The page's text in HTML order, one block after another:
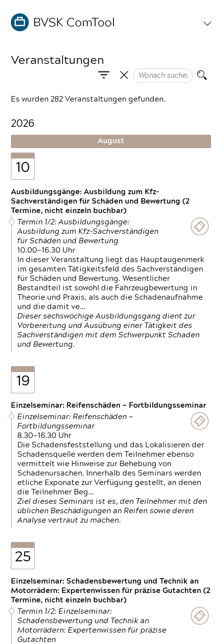
Veranstaltungen
Es wurden 282 Veranstaltungen gefunden.
2026
August
10
Ausbildungsgänge: Ausbildung zum Kfz-
Sachverständigen für Schäden und Bewertung (2
Termine, nicht einzeln buchbar)
Termin 1/2: Ausbildungsgänge:
Ausbildung zum Kfz-Sachverständigen
für Schäden und Bewertung
10.00—16.30 Uhr
In dieser Veranstaltung liegt das Hauptaugenmerk
im gesamten Tätigkeitsfeld des Sachverständigen
für Schäden und Bewertung. Wesentlicher
Bestandteil ist sowohl die Fahrzeugbewertung in
Theorie und Praxis, als auch die Schadenaufnahme
und die damit ve…
Dieser sechswöchige Ausbildungsgang dient zur
Vorbereitung und Ausübung einer Tätigkeit des
Sachverständigen mit dem Schwerpunkt Schaden
und Bewertung.
19
Einzelseminar: Reifenschäden — Fortbildungsseminar
Einzelseminar: Reifenschäden —
Fortbildungsseminar
8.30—16.30 Uhr
Die Schadensfeststellung und das Lokalisieren der
Schadensquelle werden dem Teilnehmer ebenso
vermittelt wie Hinweise zur Behebung von
Schadenursachen. Innerhalb des Seminars werden
etliche Exponate zur Verfügung gestellt, an denen
die Teilnehmer Beg…
Ziel dieses Seminars ist es, den Teilnehmer mit den
üblichen Beschädigungen an Reifen sowie deren
Analyse vertraut zu machen.
25
Einzelseminar: Schadensbewertung und Technik an
Motorrädern: Expertenwissen für präzise Gutachten (2
Termine, nicht einzeln buchbar)
Termin 1/2: Einzelseminar:
Schadensbewertung und Technik an
Motorrädern: Expertenwissen für präzise
Gutachten